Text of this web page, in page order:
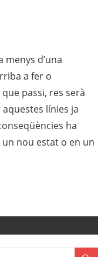
menys d’una
a fer o
passi, res serà
línies ja
ha
un nou estat o en un